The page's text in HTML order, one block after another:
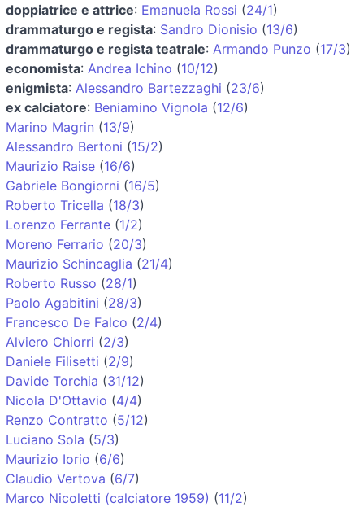
doppiatrice e attrice: Emanuela Rossi (24/1)
drammaturgo e regista: Sandro Dionisio (13/6)
drammaturgo e regista teatrale: Armando Punzo (17/3)
economista: Andrea Ichino (10/12)
enigmista: Alessandro Bartezzaghi (23/6)
ex calciatore: Beniamino Vignola (12/6)
Marino Magrin (13/9)
Alessandro Bertoni (15/2)
Maurizio Raise (16/6)
Gabriele Bongiorni (16/5)
Roberto Tricella (18/3)
Lorenzo Ferrante (1/2)
Moreno Ferrario (20/3)
Maurizio Schincaglia (21/4)
Roberto Russo (28/1)
Paolo Agabitini (28/3)
Francesco De Falco (2/4)
Alviero Chiorri (2/3)
Daniele Filisetti (2/9)
Davide Torchia (31/12)
Nicola D'Ottavio (4/4)
Renzo Contratto (5/12)
Luciano Sola (5/3)
Maurizio Iorio (6/6)
Claudio Vertova (6/7)
Marco Nicoletti (calciatore 1959) (11/2)